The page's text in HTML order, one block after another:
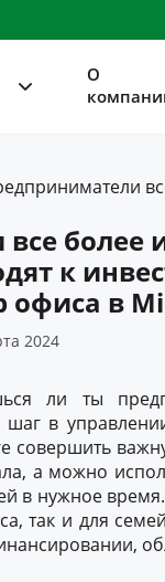
О
к
офиса в
2024
ли ты
шаг в
совершить
а можно
в нужное
так и для